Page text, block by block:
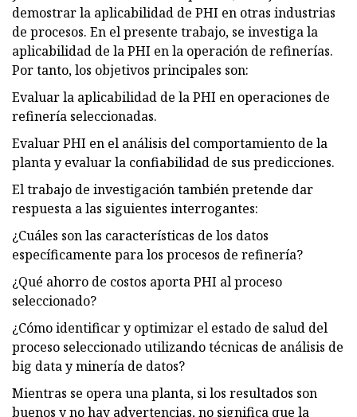
demostrar la aplicabilidad de PHI en otras industrias
de procesos. En el presente trabajo, se investiga la
aplicabilidad de la PHI en la operación de refinerías.
Por tanto, los objetivos principales son:
Evaluar la aplicabilidad de la PHI en operaciones de
refinería seleccionadas.
Evaluar PHI en el análisis del comportamiento de la
planta y evaluar la confiabilidad de sus predicciones.
El trabajo de investigación también pretende dar
respuesta a las siguientes interrogantes:
¿Cuáles son las características de los datos
específicamente para los procesos de refinería?
¿Qué ahorro de costos aporta PHI al proceso
seleccionado?
¿Cómo identificar y optimizar el estado de salud del
proceso seleccionado utilizando técnicas de análisis de
big data y minería de datos?
Mientras se opera una planta, si los resultados son
buenos y no hay advertencias, no significa que la